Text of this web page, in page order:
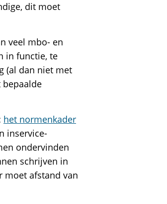
dit moet
veel mbo- en
in functie, te
(al dan niet met
het normenkader
inservice-
ondervinden
schrijven in
moet afstand van